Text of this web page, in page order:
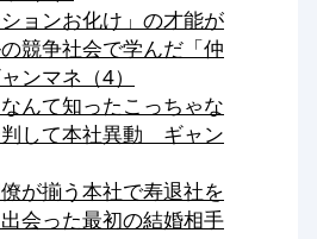
ションお化け」の才能が
競争社会で学んだ「仲
ンマネ（4）
なんて知ったこっちゃな
して本社異動 ギャン
が揃う本社で寿退社を
会った最初の結婚相手